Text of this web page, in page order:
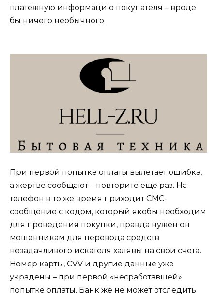
платежную информацию покупателя – вроде
бы ничего необычного.
При первой попытке оплаты вылетает ошибка,
а жертве сообщают – повторите еще раз. На
телефон в то же время приходит СМС-
сообщение с кодом, который якобы необходим
для проведения покупки, правда нужен он
мошенникам для перевода средств
незадачливого искателя халявы на свои счета.
Номер карты, CVV и другие данные уже
украдены – при первой «несработавшей»
попытке оплаты. Банк же не может отследить